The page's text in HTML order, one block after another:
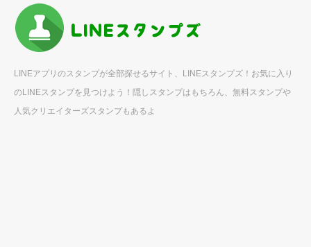
LINEアプリのスタンプが全部探せるサイト、LINEスタンプズ！お気に入り
のLINEスタンプを見つけよう！隠しスタンプはもちろん、無料スタンプや
人気クリエイターズスタンプもあるよ